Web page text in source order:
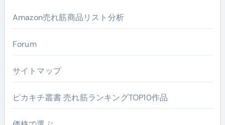
Amazon売れ筋商品リスト分析
Forum
サイトマップ
ピカキチ叢書 売れ筋ランキングTOP10作品